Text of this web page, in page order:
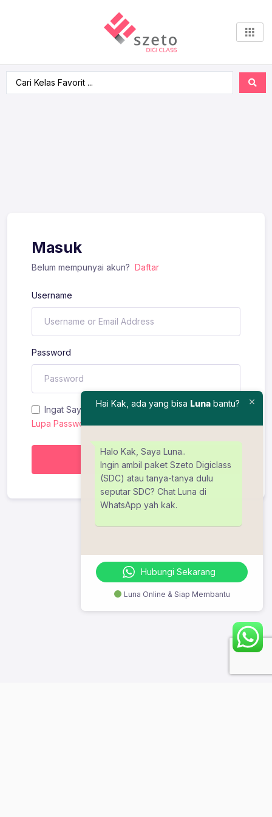
Masuk
Belum mempunyai akun? Daftar
Username
Password
Ingat Saya
Lupa Password?
Masuk
Hai Kak, ada yang bisa Luna bantu?
Halo Kak, Saya Luna..
Ingin ambil paket Szeto Digiclass
(SDC) atau tanya-tanya dulu
seputar SDC? Chat Luna di
WhatsApp yah kak.
Hubungi Sekarang
Luna Online & Siap Membantu